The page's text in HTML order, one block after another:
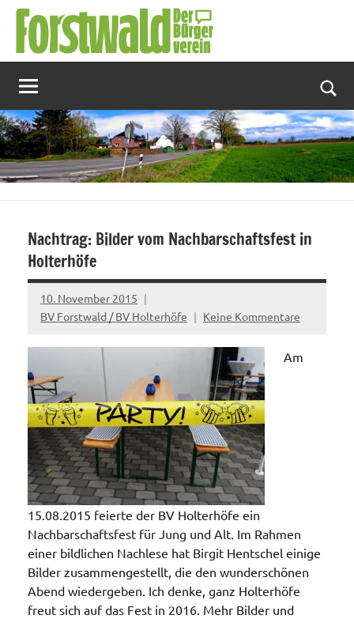
Zum
Inhalt
springen
Nachtrag: Bilder vom Nachbarschaftsfest in
Holterhöfe
10. November 2015
BV Forstwald / BV Holterhöfe
Keine Kommentare
Am
15.08.2015 feierte der BV Holterhöfe ein
Nachbarschaftsfest für Jung und Alt. Im Rahmen
einer bildlichen Nachlese hat Birgit Hentschel einige
Bilder zusammengestellt, die den wunderschönen
Abend wiedergeben. Ich denke, ganz Holterhöfe
freut sich auf das Fest in 2016. Mehr Bilder und